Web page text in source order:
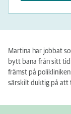
Martina har jobbat
bytt bana från sitt
främst på polikliniken
särskilt duktig på att